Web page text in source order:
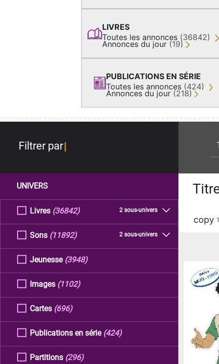
LIVRES
Toutes les annonces (36842)
Annonces du jour (19)
PUBLICATIONS EN SÉRIE
Toutes les annonces (424)
Annonces du jour (218)
Filtrer par
UNIVERS
Livres 2 sous-univers
(36842)
Sons 2 sous-univers
(11892)
Jeunesse (3948)
Images (1102)
Cartes (696)
Publications en série (424)
Partitions (296)
copy